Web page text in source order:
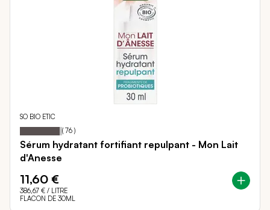
SO BIO ETIC
Notation: 94
% of
( 76 )
Sérum hydratant fortifiant repulpant - Mon Lait
d'Anesse
11,60 €
386,67 € / LITRE
FLACON DE 30ML